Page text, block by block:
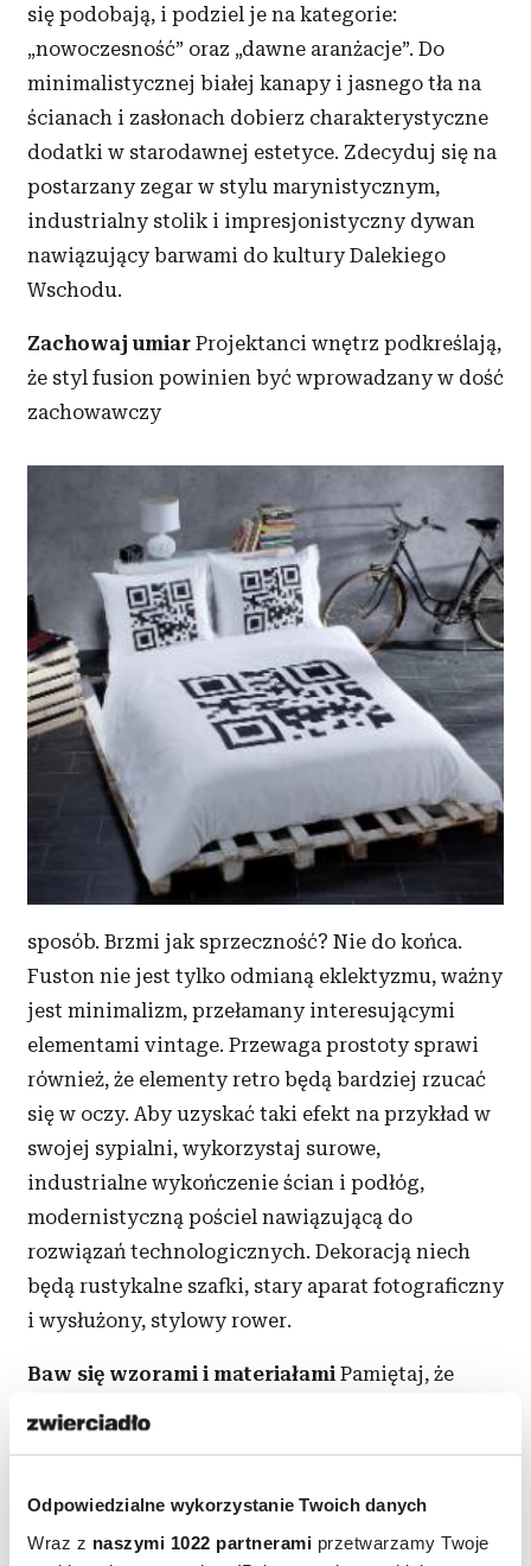
Odpowiedzialne wykorzystanie Twoich danych
Wraz z naszymi 1022 partnerami przetwarzamy Twoje
się podobają, i podziel je na kategorie:
„nowoczesność” oraz „dawne aranżacje”. Do
minimalistycznej białej kanapy i jasnego tła na
ścianach i zasłonach dobierz charakterystyczne
dodatki w starodawnej estetyce. Zdecyduj się na
postarzany zegar w stylu marynistycznym,
industrialny stolik i impresjonistyczny dywan
nawiązujący barwami do kultury Dalekiego
Wschodu.
Zachowaj umiar Projektanci wnętrz podkreślają,
że styl fusion powinien być wprowadzany w dość
zachowawczy
sposób. Brzmi jak sprzeczność? Nie do końca.
Fuston nie jest tylko odmianą eklektyzmu, ważny
jest minimalizm, przełamany interesującymi
elementami vintage. Przewaga prostoty sprawi
również, że elementy retro będą bardziej rzucać
się w oczy. Aby uzyskać taki efekt na przykład w
swojej sypialni, wykorzystaj surowe,
industrialne wykończenie ścian i podłóg,
modernistyczną pościel nawiązującą do
rozwiązań technologicznych. Dekoracją niech
będą rustykalne szafki, stary aparat fotograficzny
i wysłużony, stylowy rower.
Baw się wzorami i materiałami Pamiętaj, że
kontrast pożądany w estetyce fusion nie zależy
kolorów z feerią barw. Ważne jest również
zwrócenie uwagi na materiały. Chceszurządzić